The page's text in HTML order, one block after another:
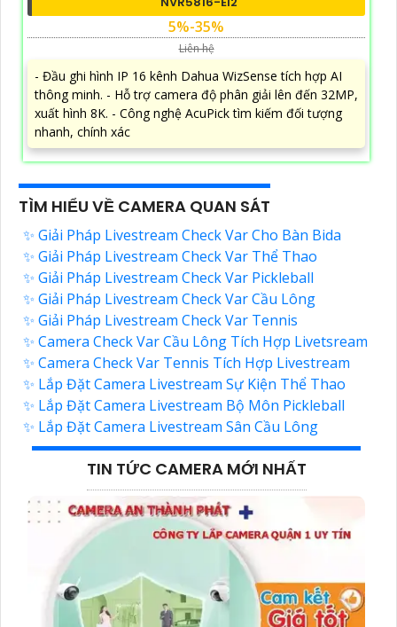
5%-35%
Liên hệ
- Đầu ghi hình IP 16 kênh Dahua WizSense tích hợp AI
thông minh. - Hỗ trợ camera độ phân giải lên đến 32MP,
xuất hình 8K. - Công nghệ AcuPick tìm kiếm đối tượng
nhanh, chính xác
TÌM HIỂU VỀ CAMERA QUAN SÁT
✨ Giải Pháp Livestream Check Var Cho Bàn Bida
✨ Giải Pháp Livestream Check Var Thể Thao
✨ Giải Pháp Livestream Check Var Pickleball
✨ Giải Pháp Livestream Check Var Cầu Lông
✨ Giải Pháp Livestream Check Var Tennis
✨ Camera Check Var Cầu Lông Tích Hợp Livetsream
✨ Camera Check Var Tennis Tích Hợp Livestream
✨ Lắp Đặt Camera Livestream Sự Kiện Thể Thao
✨ Lắp Đặt Camera Livestream Bộ Môn Pickleball
✨ Lắp Đặt Camera Livestream Sân Cầu Lông
TIN TỨC CAMERA MỚI NHẤT